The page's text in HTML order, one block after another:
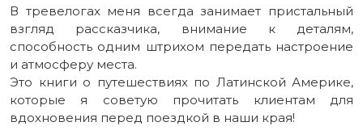
В тревелогах меня всегда занимает пристальный
взгляд рассказчика, внимание к деталям,
способность одним штрихом передать настроение
и атмосферу места.
Это книги о путешествиях по Латинской Америке,
которые я советую прочитать клиентам для
вдохновения перед поездкой в наши края!